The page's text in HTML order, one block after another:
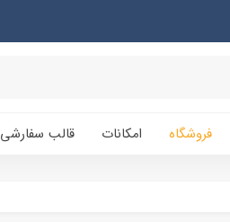
فروشگاه امکانات قالب سفارشی